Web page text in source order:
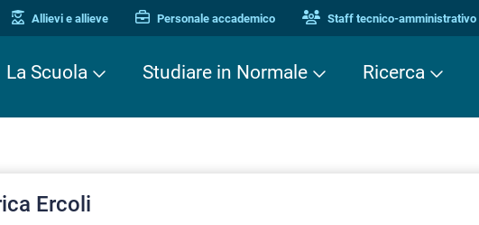
Allievi e allieve Personale accademico Staff tecnico-amministrativo
La Scuola Studiare in Normale Ricerca
Ercoli